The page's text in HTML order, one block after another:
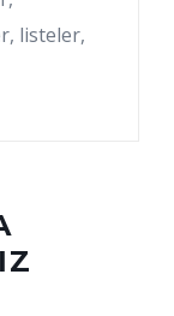
listeler,